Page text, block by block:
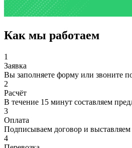
Как мы работаем
1
Заявка
Вы заполняете форму или звоните
2
Расчёт
В течение 15 минут составляем
3
Оплата
Подписываем договор и выставляем
4